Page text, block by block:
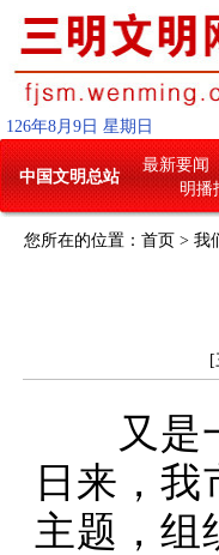
126年8月 9 日 星期日
中国文明总站
最新要闻
明播
您所在的位置： 首页 > 我
又是一
日来，
主题，组